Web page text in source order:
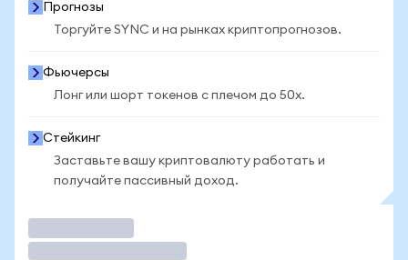
Прогнозы
Торгуйте SYNC и на рынках криптопрогнозов.
Фьючерсы
Лонг или шорт токенов с плечом до 50x.
Стейкинг
Заставьте вашу криптовалюту работать и
получайте пассивный доход.